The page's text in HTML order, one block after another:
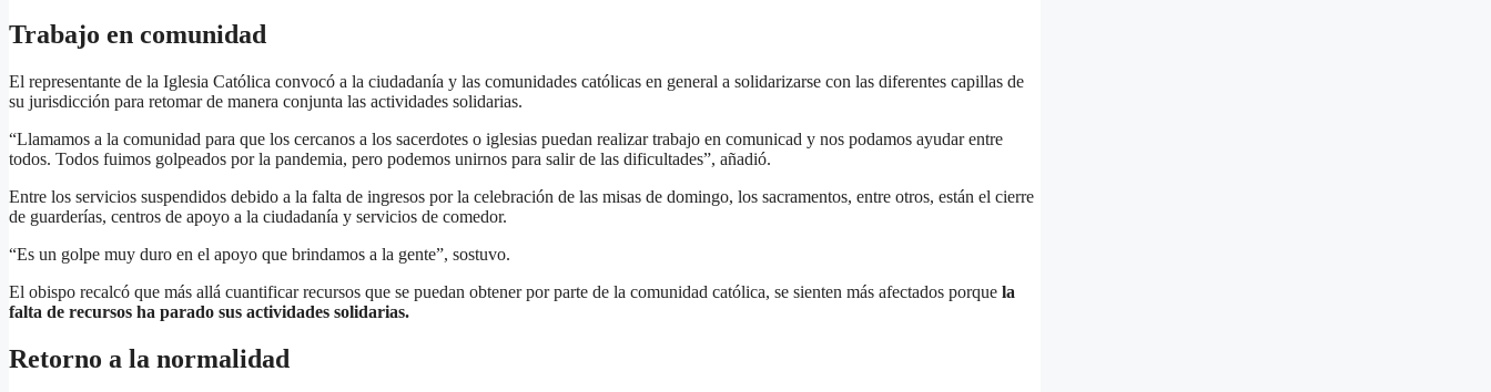
Trabajo en comunidad
El representante de la Iglesia Católica convocó a la ciudadanía y las comunidades católicas en general a solidarizarse con las diferentes capillas de
su jurisdicción para retomar de manera conjunta las actividades solidarias.
“Llamamos a la comunidad para que los cercanos a los sacerdotes o iglesias puedan realizar trabajo en comunicad y nos podamos ayudar entre
todos. Todos fuimos golpeados por la pandemia, pero podemos unirnos para salir de las dificultades”, añadió.
Entre los servicios suspendidos debido a la falta de ingresos por la celebración de las misas de domingo, los sacramentos, entre otros, están el cierre
de guarderías, centros de apoyo a la ciudadanía y servicios de comedor.
“Es un golpe muy duro en el apoyo que brindamos a la gente”, sostuvo.
El obispo recalcó que más allá cuantificar recursos que se puedan obtener por parte de la comunidad católica, se sienten más afectados porque la
falta de recursos ha parado sus actividades solidarias.
Retorno a la normalidad